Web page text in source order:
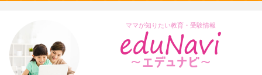
ママが知りたい教育・受験情報